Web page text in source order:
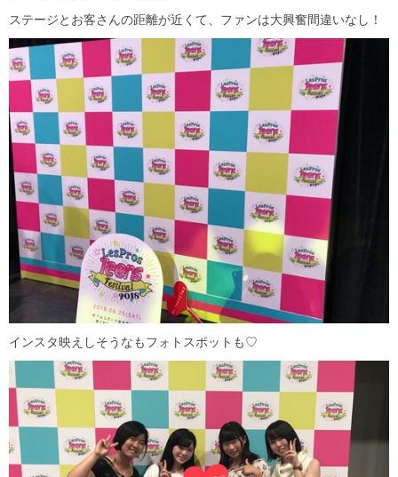
ステージとお客さんの距離が近くて、ファンは大興奮間違いなし！
インスタ映えしそうなもフォトスポットも♡